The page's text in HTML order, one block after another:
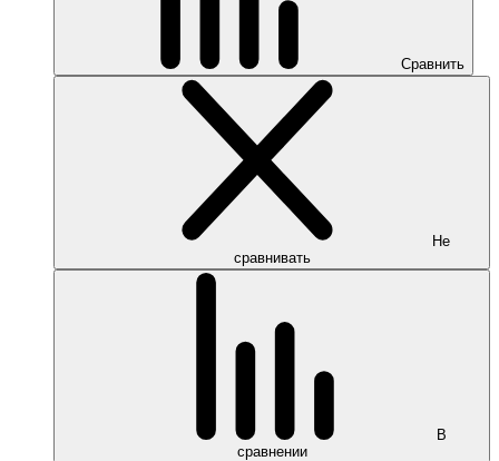
Сравнить
Не
сравнивать
В
сравнении